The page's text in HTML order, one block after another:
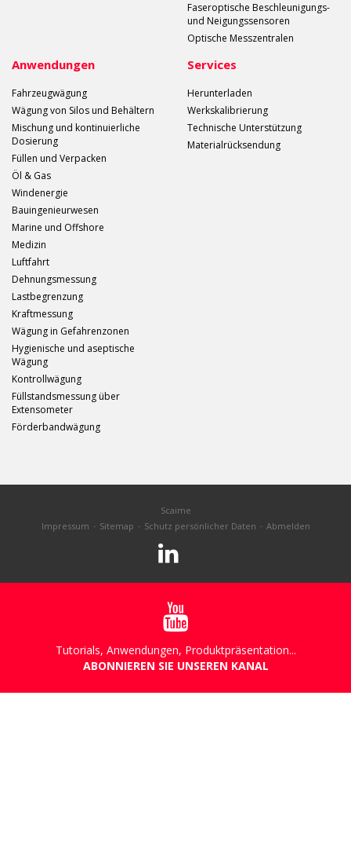
Faseroptische Beschleunigungs-
und Neigungssensoren
Optische Messzentralen
Anwendungen
Fahrzeugwägung
Wägung von Silos und Behältern
Mischung und kontinuierliche
Dosierung
Füllen und Verpacken
Öl & Gas
Windenergie
Bauingenieurwesen
Marine und Offshore
Medizin
Luftfahrt
Dehnungsmessung
Lastbegrenzung
Kraftmessung
Wägung in Gefahrenzonen
Hygienische und aseptische
Wägung
Kontrollwägung
Füllstandsmessung über
Extensometer
Förderbandwägung
Services
Herunterladen
Werkskalibrierung
Technische Unterstützung
Materialrücksendung
Scaime
Impressum
Sitemap Schutz persönlicher Daten Abmelden
Tutorials, Anwendungen, Produktpräsentation...
ABONNIEREN SIE UNSEREN KANAL